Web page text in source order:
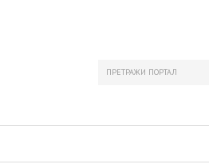
ПРЕТРАЖИ ПОРТАЛ